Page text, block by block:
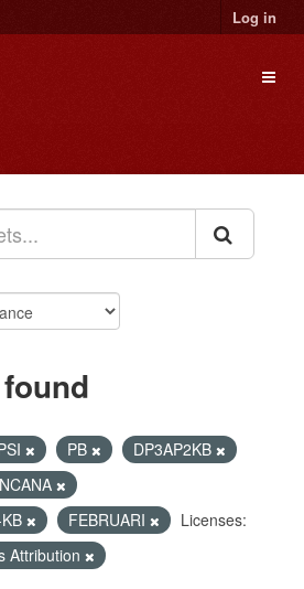
Log in
PB
DP3AP2KB
FEBRUARI
Licenses:
Attribution